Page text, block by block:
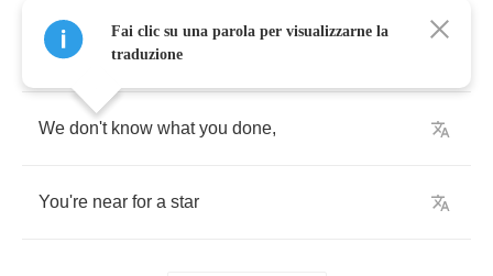
We saw a shooting
We don't know what you done,
You're near for a star
Fai clic su una parola per visualizzarne la
traduzione